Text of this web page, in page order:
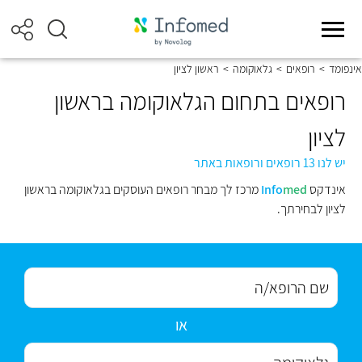
אינפומד > רופאים > גלאוקומה > ראשון לציון
רופאים בתחום הגלאוקומה בראשון
לציון
יש לנו 13 רופאים ורופאות באתר
אינדקס
Infomed
מרכז לך מבחר רופאים העוסקים בגלאוקומה בראשון
לציון לבחירתך.
או